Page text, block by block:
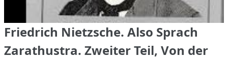
Friedrich Nietzsche. Also Sprach
Zarathustra. Zweiter Teil, Von der